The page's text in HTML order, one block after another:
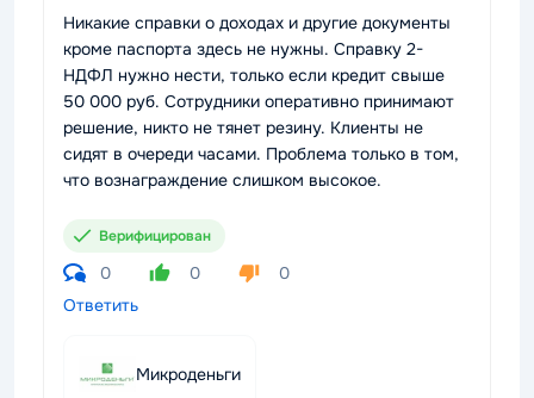
Никакие справки о доходах и другие документы
кроме паспорта здесь не нужны. Справку 2-
НДФЛ нужно нести, только если кредит свыше
50 000 руб. Сотрудники оперативно принимают
решение, никто не тянет резину. Клиенты не
сидят в очереди часами. Проблема только в том,
что вознаграждение слишком высокое.
Верифицирован
0 0
0
Ответить
Микроденьги